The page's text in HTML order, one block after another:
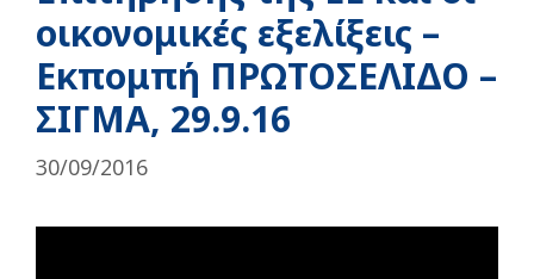
οικονομικές εξελίξεις –
Εκπομπή ΠΡΩΤΟΣΕΛΙΔΟ –
ΣΙΓΜΑ, 29.9.16
30/09/2016